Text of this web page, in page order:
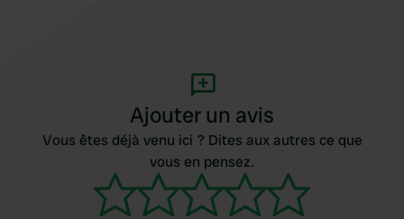
Ajouter un avis
Vous êtes déjà venu ici ? Dites aux autres ce que
vous en pensez.